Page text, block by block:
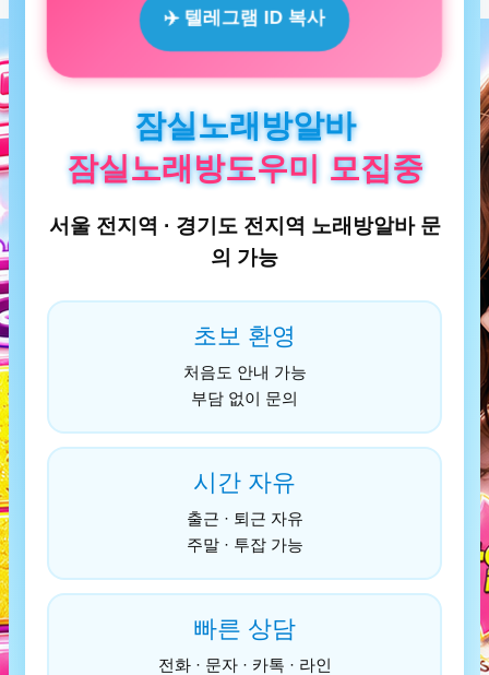
✈️ 텔레그램 ID 복사
잠실노래방알바
잠실노래방도우미 모집중
서울 전지역 · 경기도 전지역 노래방알바 문
의 가능
초보 환영
처음도 안내 가능
부담 없이 문의
시간 자유
출근 · 퇴근 자유
주말 · 투잡 가능
빠른 상담
전화 · 문자 · 카톡 · 라인